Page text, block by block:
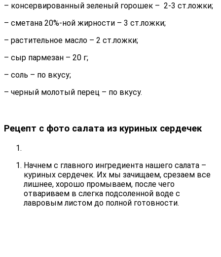
– консервированный зеленый горошек – 2-3 ст.ложки;
– сметана 20%-ной жирности – 3 ст.ложки;
– растительное масло – 2 ст.ложки;
– сыр пармезан – 20 г;
– соль – по вкусу;
– черный молотый перец – по вкусу.
Рецепт с фото салата из куриных сердечек
Начнем с главного ингредиента нашего салата –
куриных сердечек. Их мы зачищаем, срезаем все
лишнее, хорошо промываем, после чего
отвариваем в слегка подсоленной воде с
лавровым листом до полной готовности.